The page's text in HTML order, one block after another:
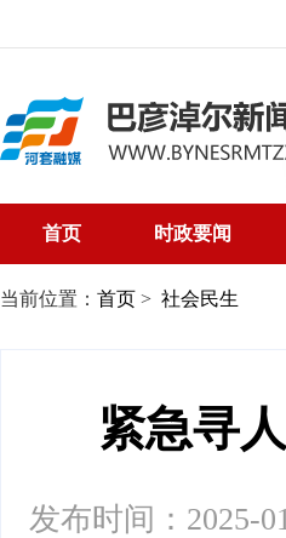
首页 时政要闻
当前位置： 首页 > 社会民生
紧急寻
发布时间：2025-